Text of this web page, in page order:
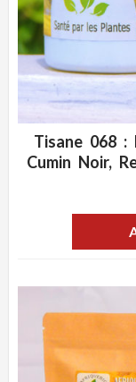
ADD WISHLIST
Tisane 068 :
Cumin Noir,